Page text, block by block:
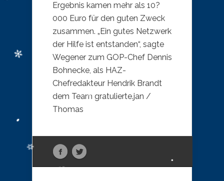
Ergebnis kamen mehr als 10?
000 Euro für den guten Zweck
zusammen. „Ein gutes Netzwerk
der Hilfe ist entstanden“, sagte
Wegener zum GOP-Chef Dennis
Bohnecke, als HAZ-
Chefredakteur Hendrik Brandt
dem Team gratulierte.jan /
Thomas